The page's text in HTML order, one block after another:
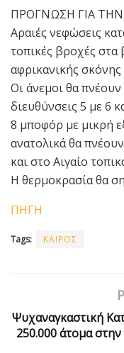
ΠΡΟΓΝΩΣΗ ΓΙΑ ΤΗΝ
Αραιές νεφώσεις
τοπικές βροχές στα
αφρικανικής σκόνης
Οι άνεμοι θα
διευθύνσεις 5 με 6
8 μποφόρ με μικρή
ανατολικά θα
και στο Αιγαίο
Η θερμοκρασία θα
ΠΗΓΗ
Tags: ΚΑΙΡΟΣ
Ψυχαναγκαστική
250.000 άτομα